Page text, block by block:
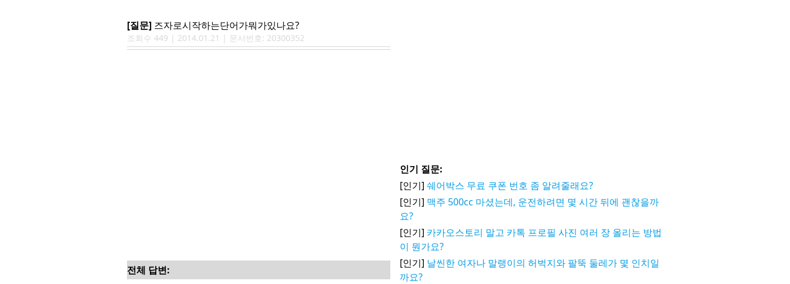
[질문] 즈자로시작하는단어가뭐가있나요?
조회수 449 | 2014.01.21 | 문서번호: 20300352
전체 답변:
인기 질문:
[인기] 쉐어박스 무료 쿠폰 번호 좀 알려줄래요?
[인기] 맥주 500cc 마셨는데, 운전하려면 몇 시간 뒤에 괜찮을까
요?
[인기] 카카오스토리 말고 카톡 프로필 사진 여러 장 올리는 방법
이 뭔가요?
[인기] 날씬한 여자나 말랭이의 허벅지와 팔뚝 둘레가 몇 인치일
까요?